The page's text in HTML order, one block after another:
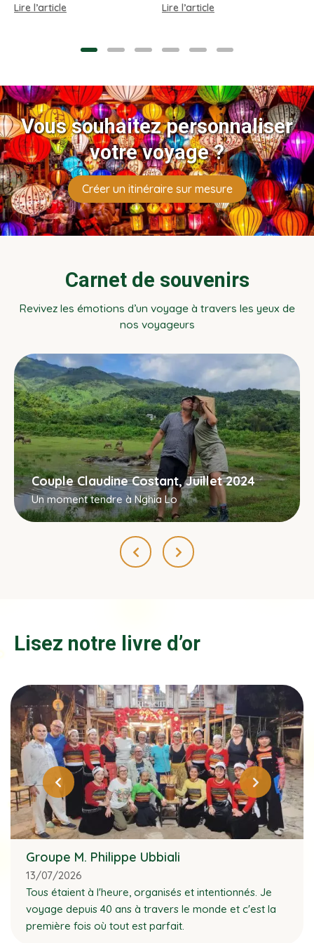
Conseils pratiques par
Lire l’article
Vous souhaitez personnaliser
votre voyage ?
Créer un itinéraire sur mesure
Carnet de souvenirs
Revivez les émotions d’un voyage à travers les yeux de
nos voyageurs
Couple Claudine Costant, Juillet 2024
Un moment tendre à Nghia Lo
Lisez notre livre d’or
Groupe M. Philippe Ubbiali
13/07/2026
Tous étaient à l'heure, organisés et intentionnés. Je
voyage depuis 40 ans à travers le monde et c'est la
première fois où tout est parfait.